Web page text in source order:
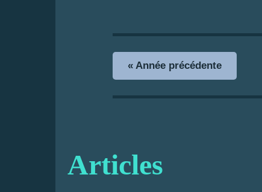
« Année précédente
Articles